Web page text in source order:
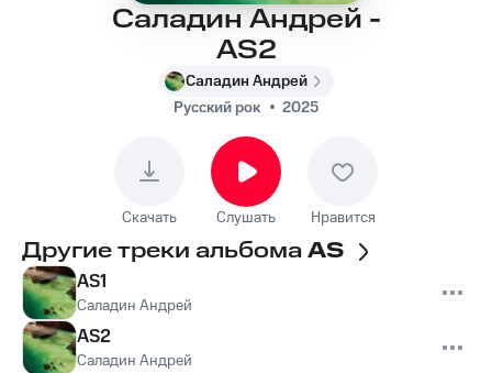
Саладин Андрей -
AS2
Саладин Андрей
Русский рок
2025
Скачать Слушать Нравится
Другие треки альбомаAS
AS1
Саладин Андрей
AS2
Саладин Андрей